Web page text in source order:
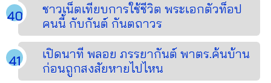
ชาวเน็ตเทียบการใช้ชีวิต พระเอกตัวท็อป
คนนี้ กับกันต์ กันตถาวร
เปิดนาที พลอย ภรรยากันต์ พาตร.ค้นบ้าน
ก่อนถูกสงสัยหายไปไหน